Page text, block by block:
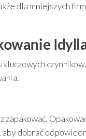
dla mniejszych
dobrać